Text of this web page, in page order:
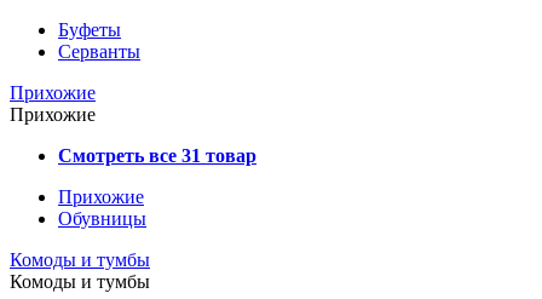
Буфеты
Серванты
Прихожие
Прихожие
Смотреть все 31 товар
Прихожие
Обувницы
Комоды и тумбы
Комоды и тумбы